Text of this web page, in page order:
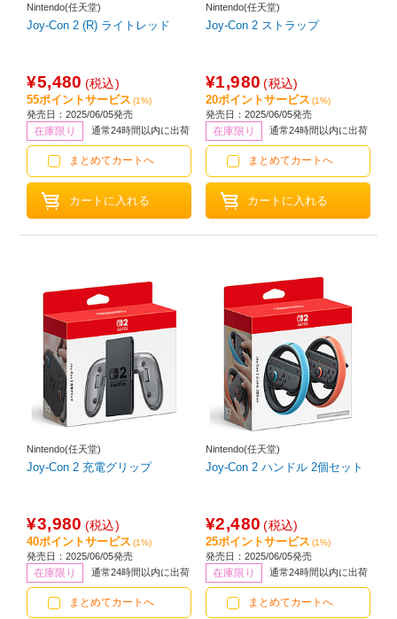
Nintendo(任天堂)
Joy-Con 2 (R) ライトレッド
¥5,480 (税込)
55ポイントサービス (1%)
発売日：2025/06/05発売
在庫限り 通常24時間以内に出荷
まとめてカートへ
Nintendo(任天堂)
Joy-Con 2 ストラップ
¥1,980 (税込)
20ポイントサービス (1%)
発売日：2025/06/05発売
在庫限り 通常24時間以内に出荷
まとめてカートへ
Nintendo(任天堂)
Joy-Con 2 充電グリップ
¥3,980 (税込)
40ポイントサービス (1%)
発売日：2025/06/05発売
在庫限り 通常24時間以内に出荷
まとめてカートへ
Nintendo(任天堂)
Joy-Con 2 ハンドル 2個セット
¥2,480 (税込)
25ポイントサービス (1%)
発売日：2025/06/05発売
在庫限り 通常24時間以内に出荷
まとめてカートへ